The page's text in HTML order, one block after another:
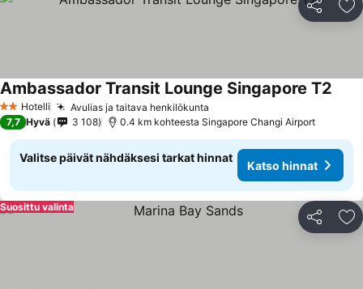
Jaa
2 Tähtiluokitus
Hotelli Avulias ja taitava henkilökunta
Ambassador Transit Lounge Singapore T2
7,7 Hyvä 3 108 0.4 km kohteesta Singapore Changi Airport
Valitse päivät nähdäksesi tarkat hinnat
Katso hinnat
Jaa
Suosittu valinta